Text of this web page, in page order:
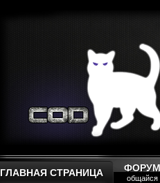
ГЛАВНАЯ СТРАНИЦА ФОРУМ
общайся